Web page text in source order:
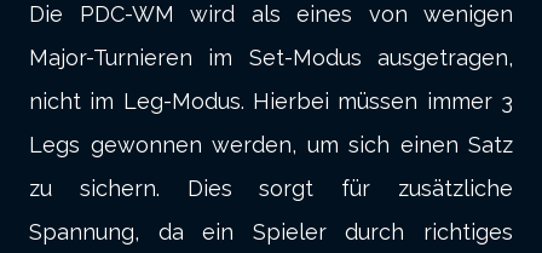
Die PDC-WM wird als eines von wenigen
Major-Turnieren im Set-Modus ausgetragen,
nicht im Leg-Modus. Hierbei müssen immer 3
Legs gewonnen werden, um sich einen Satz
zu sichern. Dies sorgt für zusätzliche
Spannung, da ein Spieler durch richtiges